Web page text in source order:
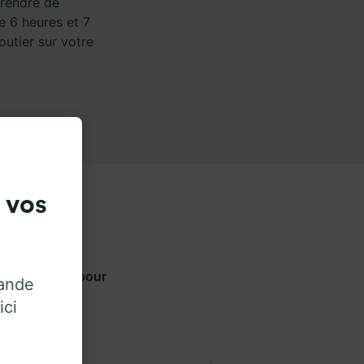
6 heures et 7
sur votre
ci-dessous pour